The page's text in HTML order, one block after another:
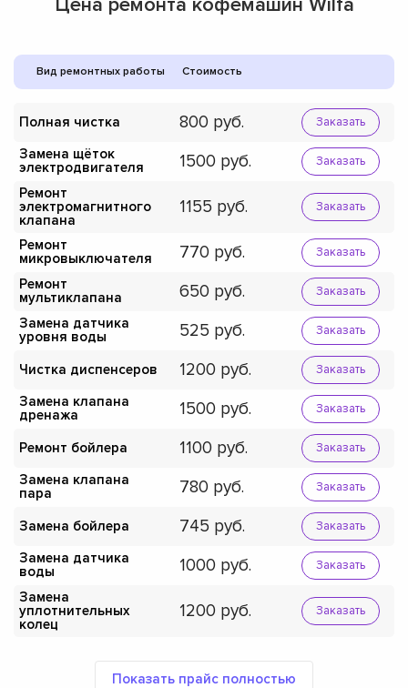
Вид ремонтных работы Стоимость
Полная чистка 800 Заказать
Замена щёток
электродвигателя
1500 Заказать
Ремонт
электромагнитного
клапана
1155 Заказать
Ремонт
микровыключателя
770 Заказать
Ремонт
мультиклапана
650 Заказать
Замена датчика
уровня воды
525 Заказать
Чистка диспенсеров 1200 Заказать
Замена клапана
дренажа
1500 Заказать
Ремонт бойлера 1100 Заказать
Замена клапана
пара
780 Заказать
Замена бойлера 745 Заказать
Замена датчика
воды
1000 Заказать
Замена
уплотнительных
колец
1200 Заказать
Показать прайс полностью